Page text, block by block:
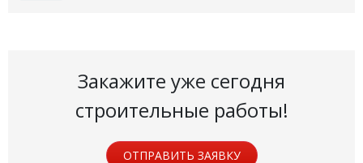
Закажите уже сегодня
строительные работы!
ОТПРАВИТЬ ЗАЯВКУ